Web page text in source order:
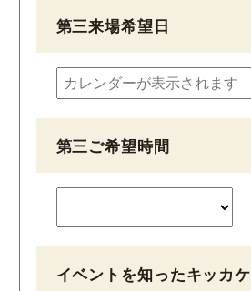
第三来場希望日
第三ご希望時間
イベントを知ったキッカケ